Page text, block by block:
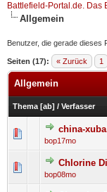
Battlefield-Portal.de. Das
Allgemein
Benutzer, die gerade dieses
Seiten (17): « Zurück 1
Allgemein
Thema [ab] / Verfasser
china-
bop17mo
0
Chlorine
bop08mo
0